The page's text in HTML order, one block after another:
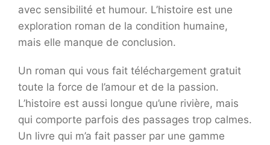
avec sensibilité et humour. L’histoire est une
exploration roman de la condition humaine,
mais elle manque de conclusion.
Un roman qui vous fait téléchargement gratuit
toute la force de l’amour et de la passion.
L’histoire est aussi longue qu’une rivière, mais
qui comporte parfois des passages trop calmes.
Un livre qui m’a fait passer par une gamme